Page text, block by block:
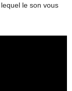
le son vous